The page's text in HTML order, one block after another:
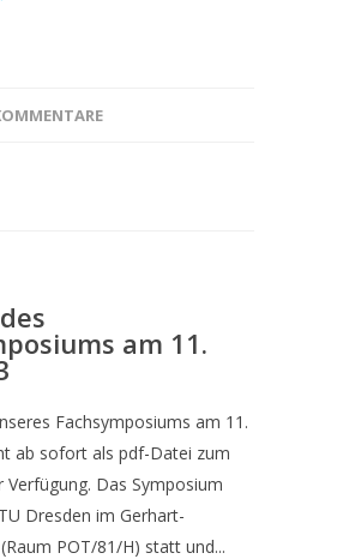
am 11.
Fachsymposiums am 11.
ab sofort als pdf-Datei zum
Verfügung. Das Symposium
Dresden im Gerhart-
POT/81/H) statt und...